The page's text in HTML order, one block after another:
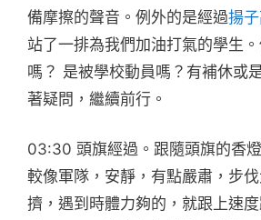
備摩擦的聲音。例外的是經過揚
站了一排為我們加油打氣的學生
嗎？ 是被學校動員嗎？有補休或
著疑問，繼續前行。
03:30 頭旗經過。跟隨頭旗的香
較像軍隊，安靜，有點嚴肅，步
擠，遇到時體力夠的，就跟上速